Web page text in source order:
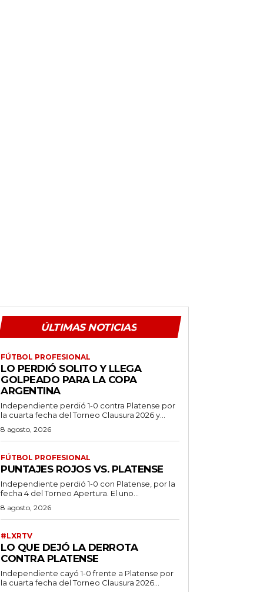
ÚLTIMAS NOTICIAS
FÚTBOL PROFESIONAL
LO PERDIÓ SOLITO Y LLEGA
GOLPEADO PARA LA COPA
ARGENTINA
Independiente perdió 1-0 contra Platense por
la cuarta fecha del Torneo Clausura 2026 y...
8 agosto, 2026
FÚTBOL PROFESIONAL
PUNTAJES ROJOS VS. PLATENSE
Independiente perdió 1-0 con Platense, por la
fecha 4 del Torneo Apertura. El uno...
8 agosto, 2026
#LXRTV
LO QUE DEJÓ LA DERROTA
CONTRA PLATENSE
Independiente cayó 1-0 frente a Platense por
la cuarta fecha del Torneo Clausura 2026...